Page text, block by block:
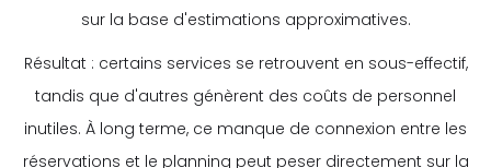
sur la base d'estimations approximatives.
Résultat : certains services se retrouvent en sous-effectif,
tandis que d'autres génèrent des coûts de personnel
inutiles. À long terme, ce manque de connexion entre les
réservations et le planning peut peser directement sur la